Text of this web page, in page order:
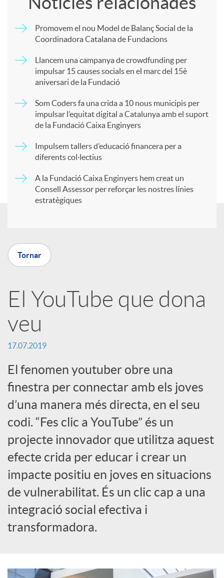
t
a
X
a
r
x
e
s
S
o
c
Promovem el nou Model de Balanç Social de la
Coordinadora Catalana de Fundacions
Llancem una campanya de crowdfunding per
impulsar 15 causes socials en el marc del 15è
aniversari de la Fundació
Som Coders fa una crida a 10 nous municipis per
impulsar l’equitat digital a Catalunya amb el suport
de la Fundació Caixa Enginyers
Impulsem tallers d’educació financera per a
diferents col·lectius
A la Fundació Caixa Enginyers hem creat un
Consell Assessor per reforçar les nostres línies
estratègiques
Tornar
El YouTube que dona
veu
17.07.2019
El fenomen youtuber obre una
finestra per connectar amb els joves
d’una manera més directa, en el seu
codi. “Fes clic a YouTube” és un
projecte innovador que utilitza aquest
efecte crida per educar i crear un
impacte positiu en joves en situacions
de vulnerabilitat. És un clic cap a una
integració social efectiva i
transformadora.